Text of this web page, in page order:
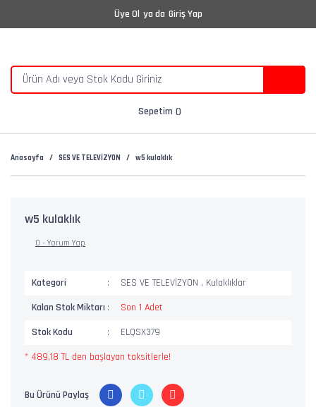
Üye Ol ya da Giriş Yap
Sepetim
Anasayfa SES VE TELEVİZYON w5 kulaklık
w5 kulaklık
0 - Yorum Yap
Kategori SES VE TELEVİZYON , Kulaklıklar
Kalan Stok Miktarı
Son 1 Adet
Stok Kodu
ELQSX379
* 489,18 TL den başlayan taksitlerle!
Bu Ürünü Paylaş